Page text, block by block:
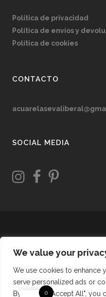
We value your
We use cookies to enhance
serve personalized ads or
By clicking "Accept All", you
Política de privacidad
Política de envíos y
Política de cookies
CONTACTO
SOCIAL MEDIA
0